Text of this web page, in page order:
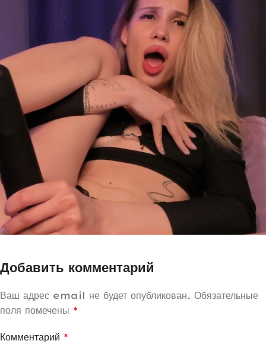
Добавить комментарий
Ваш адрес email не будет опубликован. Обязательные
поля помечены *
Комментарий *